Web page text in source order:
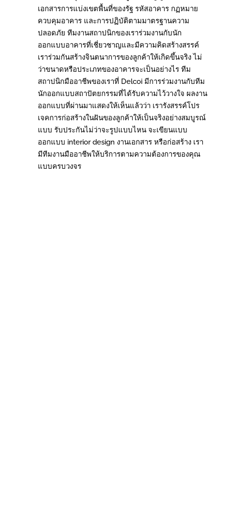
เอกสารการแบ่งเขตพื้นที่ของรัฐ รหัสอาคาร กฏหมาย
ควบคุมอาคาร และการปฏิบัติตามมาตรฐานความ
ปลอดภัย ทีมงานสถาปนิกของเราร่วมงานกับนัก
ออกแบบอาคารที่เชี่ยวชาญและมีความคิดสร้างสรรค์
เราร่วมกันสร้างจินตนาการของลูกค้าให้เกิดขึ้นจริง ไม่
ว่าขนาดหรือประเภทของอาคารจะเป็นอย่างไร ทีม
สถาปนิกมืออาชีพของเราที่ Delcoi มีการร่วมงานกับทีม
นักออกแบบสถาปัตยกรรมที่ได้รับความไว้วางใจ ผลงาน
ออกแบบที่ผ่านมาแสดงให้เห็นแล้วว่า เรารังสรรค์โปร
เจคการก่อสร้างในฝันของลูกค้าให้เป็นจริงอย่างสมบูรณ์
แบบ รับประกันไม่ว่าจะรูปแบบไหน จะเขียนแบบ
ออกแบบ interior design งานเอกสาร หรือก่อสร้าง เรา
มีทีมงานมืออาชีพให้บริการตามความต้องการของคุณ
แบบครบวงจร